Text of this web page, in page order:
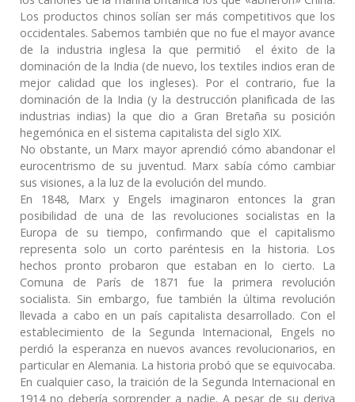
Los productos chinos solían ser más competitivos que los
occidentales. Sabemos también que no fue el mayor avance
de la industria inglesa la que permitió el éxito de la
dominación de la India (de nuevo, los textiles indios eran de
mejor calidad que los ingleses). Por el contrario, fue la
dominación de la India (y la destrucción planificada de las
industrias indias) la que dio a Gran Bretaña su posición
hegemónica en el sistema capitalista del siglo XIX.
No obstante, un Marx mayor aprendió cómo abandonar el
eurocentrismo de su juventud. Marx sabía cómo cambiar
sus visiones, a la luz de la evolución del mundo.
En 1848, Marx y Engels imaginaron entonces la gran
posibilidad de una de las revoluciones socialistas en la
Europa de su tiempo, confirmando que el capitalismo
representa solo un corto paréntesis en la historia. Los
hechos pronto probaron que estaban en lo cierto. La
Comuna de París de 1871 fue la primera revolución
socialista. Sin embargo, fue también la última revolución
llevada a cabo en un país capitalista desarrollado. Con el
establecimiento de la Segunda Internacional, Engels no
perdió la esperanza en nuevos avances revolucionarios, en
particular en Alemania. La historia probó que se equivocaba.
En cualquier caso, la traición de la Segunda Internacional en
1914 no debería sorprender a nadie. A pesar de su deriva